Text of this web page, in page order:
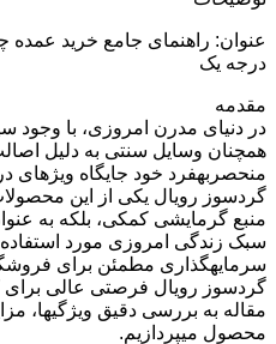
عنوان: راهنمای جامع خرید عمده
درجه یک
مقدمه
در دنیای مدرن امروزی، با وجود
همچنان وسایل سنتی به دلیل
منحصربهفرد خود جایگاه ویژهای
گردسوز رویال یکی از این
منبع گرمایشی کمکی، بلکه به
سبک زندگی امروزی مورد استفاده
سرمایهگذاری مطمئن برای
گردسوز رویال فرصتی عالی
مقاله به بررسی دقیق ویژگیها،
محصول میپردازیم.